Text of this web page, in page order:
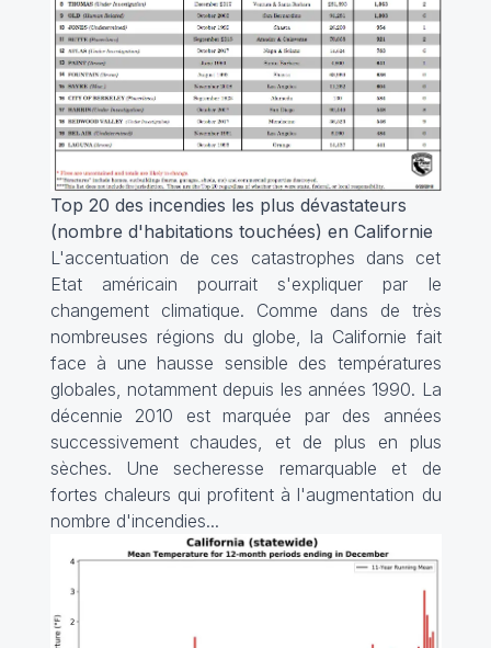
Top 20 des incendies les plus dévastateurs
(nombre d'habitations touchées) en Californie
L'accentuation de ces catastrophes dans cet
Etat américain pourrait s'expliquer par le
changement climatique. Comme dans de très
nombreuses régions du globe, la Californie fait
face à une hausse sensible des températures
globales, notamment depuis les années 1990. La
décennie 2010 est marquée par des années
successivement chaudes, et de plus en plus
sèches. Une secheresse remarquable et de
fortes chaleurs qui profitent à l'augmentation du
nombre d'incendies...